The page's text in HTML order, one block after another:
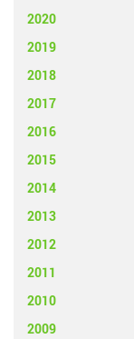
2020
2019
2018
2017
2016
2015
2014
2013
2012
2011
2010
2009